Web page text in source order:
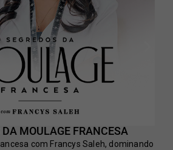
DA MOULAGE FRANCESA
com Francys Saleh, dominando